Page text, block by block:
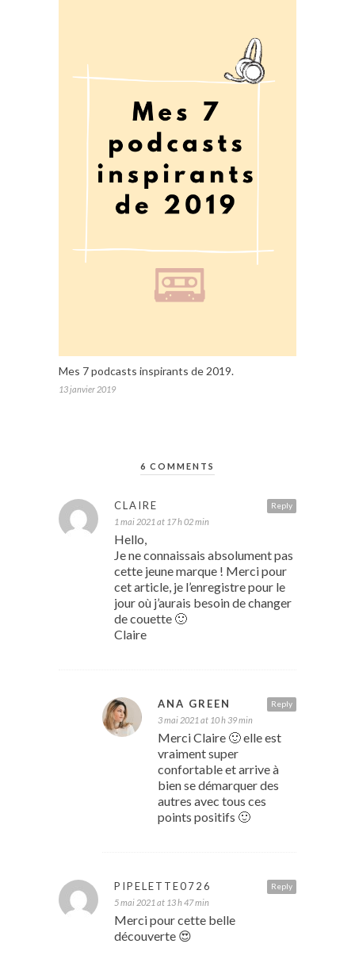
Mes 7 podcasts inspirants de 2019.
13 janvier 2019
6 COMMENTS
Reply
CLAIRE
1 mai 2021 at 17 h 02 min
Hello,
Je ne connaissais absolument pas
cette jeune marque ! Merci pour
cet article, je l’enregistre pour le
jour où j’aurais besoin de changer
de couette 🙂
Claire
Reply
ANA GREEN
3 mai 2021 at 10 h 39 min
Merci Claire 🙂 elle est
vraiment super
confortable et arrive à
bien se démarquer des
autres avec tous ces
points positifs 🙂
Reply
PIPELETTE0726
5 mai 2021 at 13 h 47 min
Merci pour cette belle
découverte 😍